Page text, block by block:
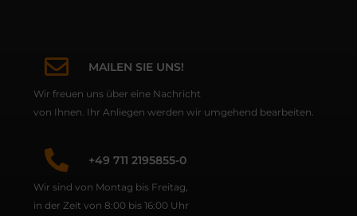
MAILEN SIE UNS!
Wir freuen uns über eine Nachricht
von Ihnen. Ihr Anliegen werden wir umgehend bearbeiten.
+49 711 2195855-0
Wir sind von Montag bis Freitag,
in der Zeit von 8:00 bis 16:00 Uhr